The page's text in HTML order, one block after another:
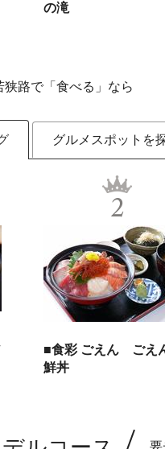
の滝
狭路で「食べる」なら
グルメスポットを
2
■食彩 ごえん ごえ
鮮丼